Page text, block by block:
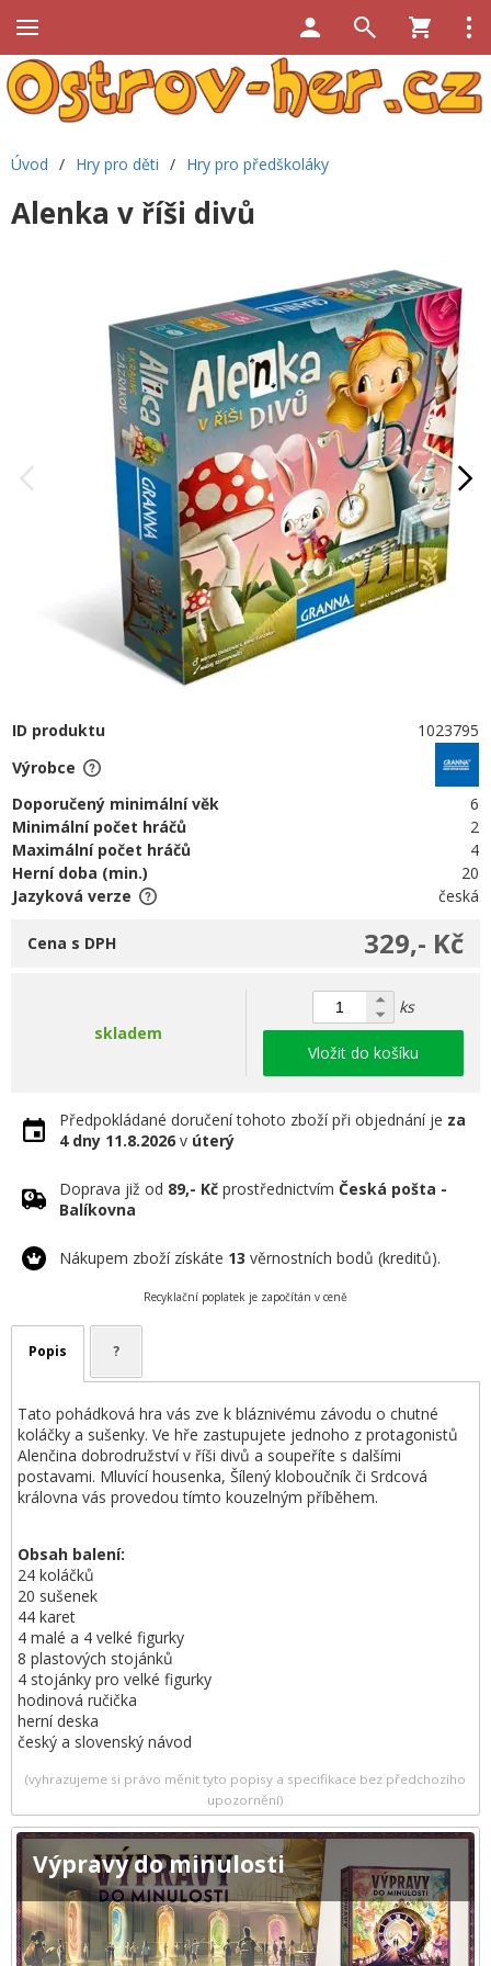
Úvod / Hry pro děti / Hry pro předškoláky
Alenka v říši divů
ID produktu
1023795
Výrobce
Doporučený minimální věk
6
Minimální počet hráčů
2
Maximální počet hráčů
4
Herní doba (min.)
20
Jazyková verze
česká
329,- Kč
Cena s DPH
skladem
ks
Vložit do košíku
Předpokládané doručení tohoto zboží při objednání je za
4 dny 11.8.2026 v úterý
Doprava již od 89,- Kč prostřednictvím Česká pošta -
Balíkovna
Nákupem zboží získáte 13 věrnostních bodů (kreditů).
Recyklační poplatek je započítán v ceně
Popis ?
Tato pohádková hra vás zve k bláznivému závodu o chutné
koláčky a sušenky. Ve hře zastupujete jednoho z protagonistů
Alenčina dobrodružství v říši divů a soupeříte s dalšími
postavami. Mluvící housenka, Šílený kloboučník či Srdcová
královna vás provedou tímto kouzelným příběhem.
Obsah balení:
24 koláčků
20 sušenek
44 karet
4 malé a 4 velké figurky
8 plastových stojánků
4 stojánky pro velké figurky
hodinová ručička
herní deska
český a slovenský návod
(vyhrazujeme si právo měnit tyto popisy a specifikace bez předchozího
upozornění)
Výpravy do minulosti